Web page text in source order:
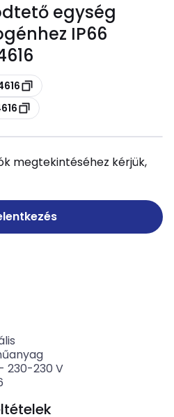
egység
IP66
megtekintéséhez kérjük,
230-230 V